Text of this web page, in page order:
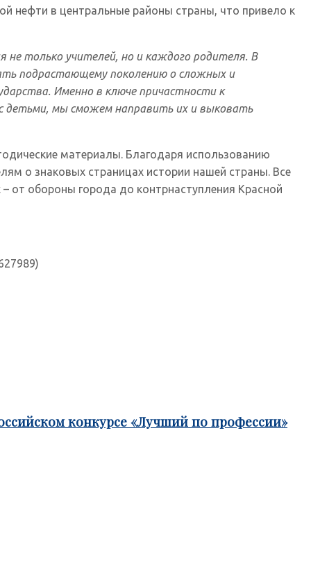
нефти в центральные районы страны, что привело к
не только учителей, но и каждого родителя. В
подрастающему поколению о сложных и
Именно в ключе причастности к
детьми, мы сможем направить их и выковать
материалы. Благодаря использованию
о знаковых страницах истории нашей страны. Все
от обороны города до контрнаступления Красной
конкурсе «Лучший по профессии»